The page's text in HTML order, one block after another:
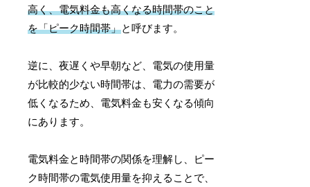
高く、電気料金も高くなる時間帯のこと
を「ピーク時間帯」と呼びます。
逆に、夜遅くや早朝など、電気の使用量
が比較的少ない時間帯は、電力の需要が
低くなるため、電気料金も安くなる傾向
にあります。
電気料金と時間帯の関係を理解し、ピー
ク時間帯の電気使用量を抑えることで、